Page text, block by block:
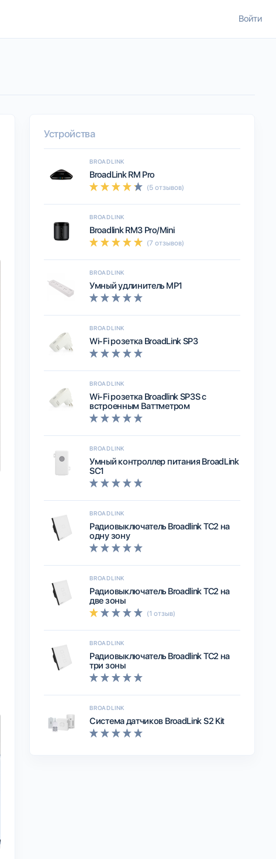
Войти
Устройства
BROADLINK
BroadLink RM Pro
(5 отзывов)
BROADLINK
Broadlink RM3 Pro/Mini
(7 отзывов)
BROADLINK
Умный удлинитель MP1
BROADLINK
Wi-Fi розетка BroadLink SP3
BROADLINK
Wi-Fi розетка Broadlink SP3S с
встроенным Ваттметром
BROADLINK
Умный контроллер питания BroadLink
SC1
BROADLINK
Радиовыключатель Broadlink TC2 на
одну зону
BROADLINK
Радиовыключатель Broadlink TC2 на
две зоны
(1 отзыв)
BROADLINK
Радиовыключатель Broadlink TC2 на
три зоны
BROADLINK
Система датчиков BroadLink S2 Kit